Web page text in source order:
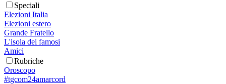
Speciali
Elezioni Italia
Elezioni estero
Grande Fratello
L'isola dei famosi
Amici
Rubriche
Oroscopo
#tgcom24amarcord